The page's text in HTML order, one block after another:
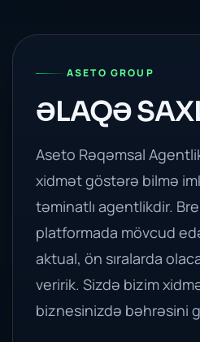
ASETO GROUP
ƏLAQƏ
Aseto Rəqəmsal
xidmət göstərə bilmə
təminatlı agentlikdir.
platformada mövcud
aktual, ön sıralarda
veririk. Sizdə bizim
biznesinizdə bəhrəsini